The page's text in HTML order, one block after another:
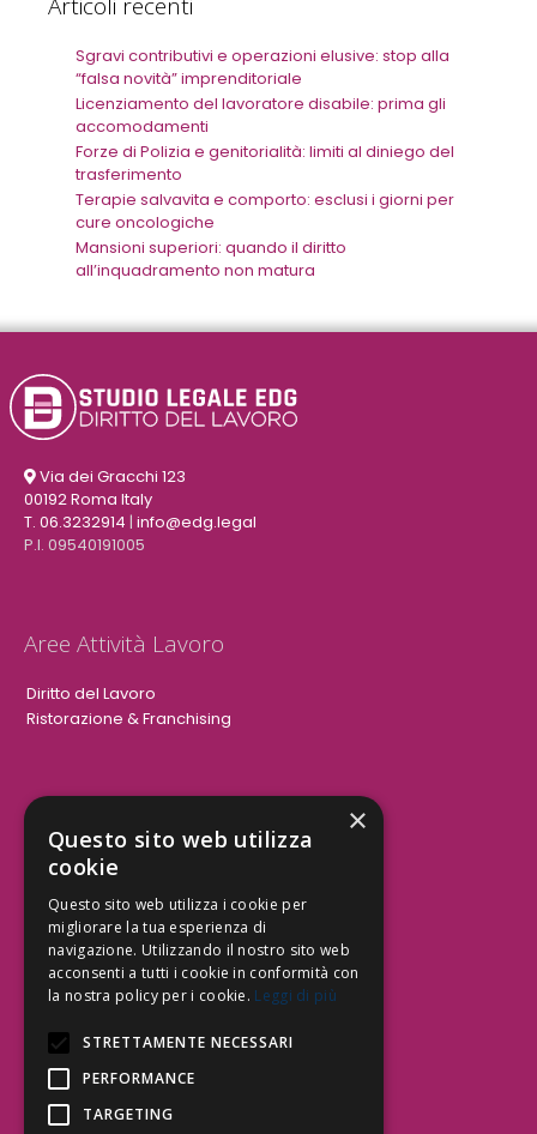
Sgravi contributivi e operazioni elusive: stop alla
“falsa novità” imprenditoriale
Licenziamento del lavoratore disabile: prima gli
accomodamenti
Forze di Polizia e genitorialità: limiti al diniego del
trasferimento
Terapie salvavita e comporto: esclusi i giorni per
cure oncologiche
Mansioni superiori: quando il diritto
all’inquadramento non matura
Via dei Gracchi 123
00192 Roma Italy
T. 06.3232914 | info@edg.legal
P.I. 09540191005
Aree Attività Lavoro
Diritto del Lavoro
Ristorazione & Franchising
Aree Attività Civile
Tutele del Credito
Responsabilità Civile
Contrattualistica
Segui lo Studio EDG sui social.
×
Questo sito web utilizza
cookie
Questo sito web utilizza i cookie per
migliorare la tua esperienza di
navigazione. Utilizzando il nostro sito web
acconsenti a tutti i cookie in conformità con
la nostra policy per i cookie. Leggi di più
STRETTAMENTE NECESSARI
PERFORMANCE
TARGETING